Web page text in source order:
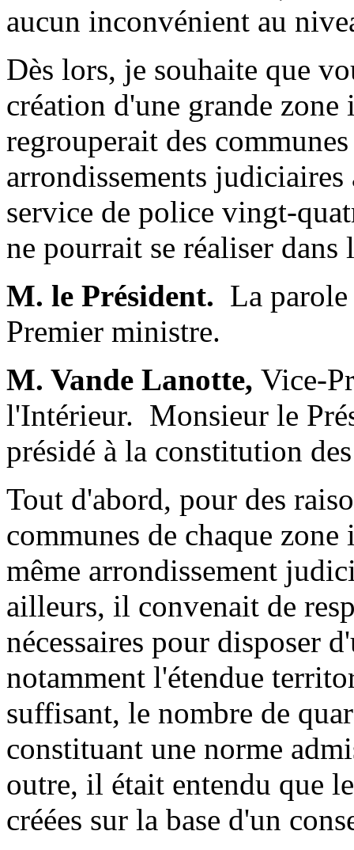
aucun inconvénient au
Dès lors, je souhaite que
création d'une grande
regrouperait des
arrondissements
service de police vingt-
ne pourrait se réaliser
M. le Président.
La
Premier ministre.
M. Vande Lanotte, Vice-
l'Intérieur. ­ Monsieur le
présidé à la constitution
Tout d'abord, pour des
communes de chaque
même arrondissement
ailleurs, il convenait de
nécessaires pour disposer
notamment l'étendue
suffisant, le nombre de
constituant une norme
outre, il était entendu que
créées sur la base d'un